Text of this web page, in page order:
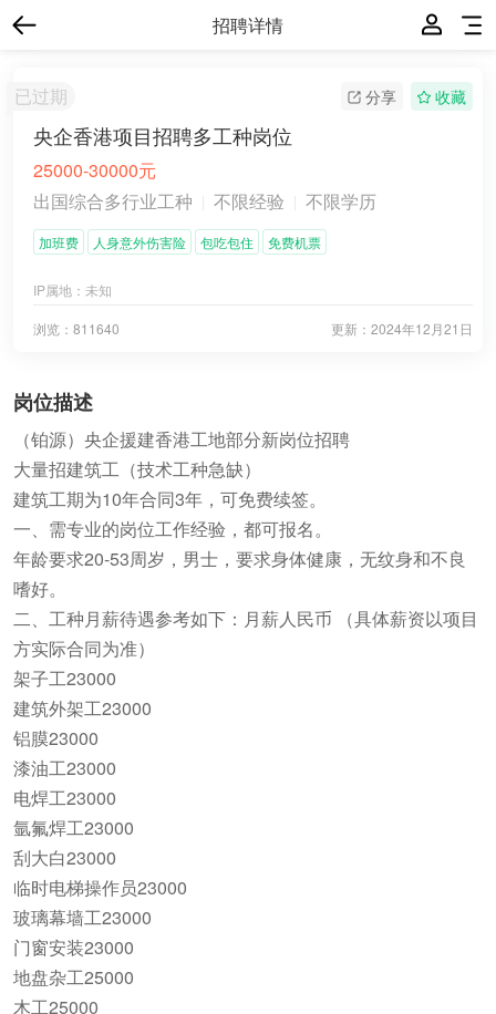
招聘详情
分享 收藏
已过期
央企香港项目招聘多工种岗位
25000-30000元
出国综合多行业工种
不限经验 不限学历
加班费 人身意外伤害险 包吃包住 免费机票
IP属地： 未知
更新： 2024年12月21日
浏览：811640
岗位描述
（铂源）央企援建香港工地部分新岗位招聘
大量招建筑工（技术工种急缺）
建筑工期为10年合同3年，可免费续签。
一、需专业的岗位工作经验，都可报名。
年龄要求20-53周岁，男士，要求身体健康，无纹身和不良
嗜好。
二、工种月薪待遇参考如下：月薪人民币 （具体薪资以项目
方实际合同为准）
架子工23000
建筑外架工23000
铝膜23000
漆油‬工23000
电焊工23000
‬氩氟焊工23000
刮大白23000
临时电梯操作员23000
玻璃幕墙工23000
门窗安装23000
地盘杂工25000
木工25000